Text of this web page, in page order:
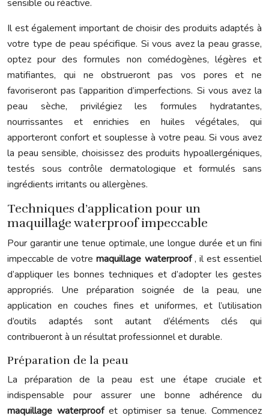
sensible ou réactive.
Il est également important de choisir des produits adaptés à
votre type de peau spécifique. Si vous avez la peau grasse,
optez pour des formules non comédogènes, légères et
matifiantes, qui ne obstrueront pas vos pores et ne
favoriseront pas l’apparition d’imperfections. Si vous avez la
peau sèche, privilégiez les formules hydratantes,
nourrissantes et enrichies en huiles végétales, qui
apporteront confort et souplesse à votre peau. Si vous avez
la peau sensible, choisissez des produits hypoallergéniques,
testés sous contrôle dermatologique et formulés sans
ingrédients irritants ou allergènes.
Techniques d’application pour un
maquillage waterproof impeccable
Pour garantir une tenue optimale, une longue durée et un fini
impeccable de votremaquillage waterproof, il est essentiel
d’appliquer les bonnes techniques et d’adopter les gestes
appropriés. Une préparation soignée de la peau, une
application en couches fines et uniformes, et l’utilisation
d’outils adaptés sont autant d’éléments clés qui
contribueront à un résultat professionnel et durable.
Préparation de la peau
La préparation de la peau est une étape cruciale et
indispensable pour assurer une bonne adhérence du
maquillage waterproof et optimiser sa tenue. Commencez